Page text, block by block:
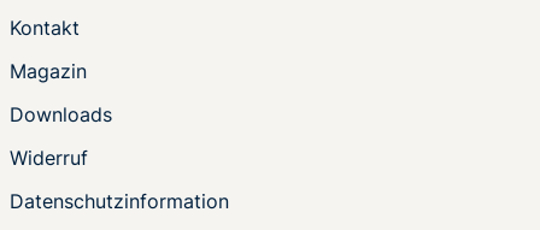
Kontakt
Magazin
Downloads
Widerruf
Datenschutzinformation